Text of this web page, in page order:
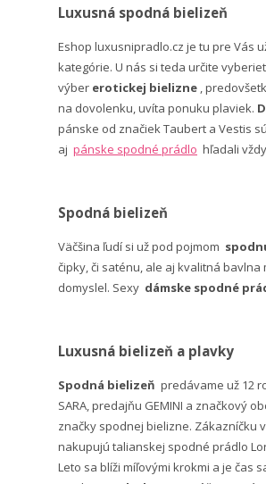
Luxusná spodná bielizeň
Eshop luxusnipradlo.cz je tu pre Vás
kategórie. U nás si teda určite
výber erotickej bielizne ,
na dovolenku, uvíta ponuku plaviek.
pánske od značiek Taubert a Vestis
aj pánske spodné prádlo hľadali
Spodná bielizeň
Väčšina ľudí si už pod pojmom
čipky, či saténu, ale aj kvalitná
domyslel. Sexy dámske spodné
Luxusná bielizeň a plavky
Spodná bielizeň predávame už 12
SARA, predajňu GEMINI a značkový
značky spodnej bielizne. Zákazníčku
nakupujú talianskej spodné prádlo
Leto sa blíži míľovými krokmi a je čas